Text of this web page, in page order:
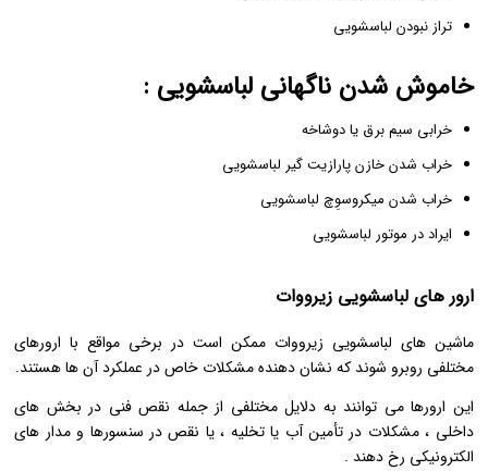
تراز نبودن لباسشویی
خاموش شدن ناگهانی لباسشویی :
خرابی سیم برق یا دوشاخه
خراب شدن خازن پارازیت گیر لباسشویی
خراب شدن میکروسوِچ لباسشویی
ایراد در موتور لباسشویی
ارور های لباسشویی زیرووات
ماشین ‌های لباسشویی زیرووات ممکن است در برخی مواقع با ارورهای
مختلفی روبرو شوند که نشان ‌دهنده مشکلات خاص در عملکرد آن‌ ها هستند.
این ارورها می‌ توانند به دلایل مختلفی از جمله نقص فنی در بخش‌ های
داخلی ، مشکلات در تأمین آب یا تخلیه ، یا نقص در سنسورها و مدار های
الکترونیکی رخ دهند .